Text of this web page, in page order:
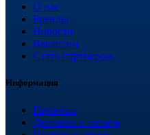
О нас
Бренды
Новости
Вакансии
Стать партнером
Информация
Гарантия
Доставка и оплата